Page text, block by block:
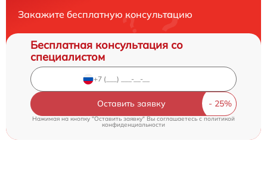
Закажите бесплатную консультацию
Бесплатная консультация со
специалистом
Оставить заявку
Нажимая на кнопку "Оставить заявку" Вы соглашаетесь cполитикой
конфиденциальности